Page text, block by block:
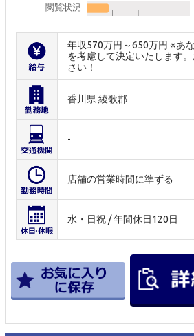
閲覧状況
年収570万円～650万円 ※あ
を考慮して決定いたします
さい！
香川県 綾歌郡
-
店舗の営業時間に準ずる
水・日祝 / 年間休日120日